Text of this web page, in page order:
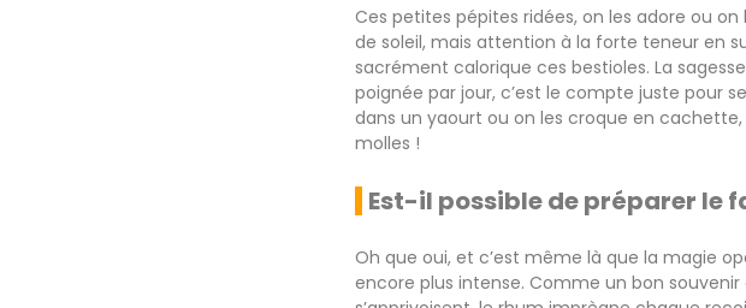
Ces petites pépites ridées, on les adore ou
de soleil, mais attention à la forte teneur en
sacrément calorique ces bestioles. La
poignée par jour, c’est le compte juste pour
dans un yaourt ou on les croque en cachette,
molles !
Est-il possible de préparer le
Oh que oui, et c’est même là que la magie
encore plus intense. Comme un bon